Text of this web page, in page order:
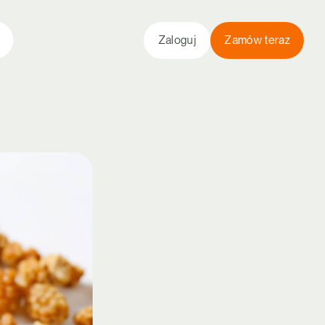
Zaloguj Zamów teraz